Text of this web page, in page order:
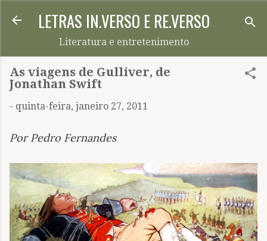
Pular para o conteúdo principal
LETRAS IN.VERSO E RE.VERSO
Literatura e entretenimento
As viagens de Gulliver, de
Jonathan Swift
- quinta-feira, janeiro 27, 2011
Por Pedro Fernandes